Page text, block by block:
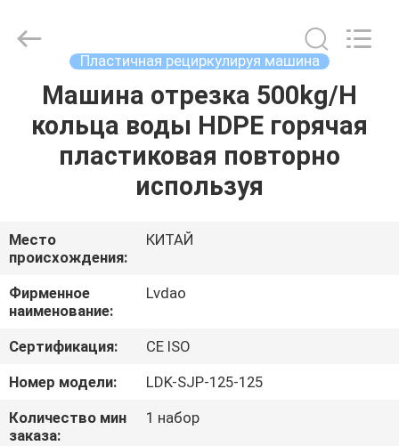
ДОМ
ПРОДУКТЫ
НАС
ПУТЕШЕСТВИЕ
ФАБРИКИ
ПРОВЕРКА
КАЧЕСТВА
TRADE
CO.,LTD..
Пластичная рециркулируя машина
Машина отрезка 500kg/H
кольца воды HDPE горячая
пластиковая повторно
используя
Место
происхождения:
КИТАЙ
Фирменное
наименование:
Lvdao
Сертификация:
CE ISO
Номер модели:
LDK-SJP-125-125
Количество мин
заказа:
1 набор